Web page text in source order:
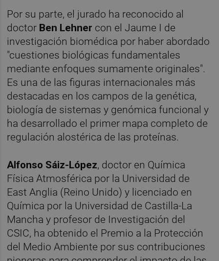
Por su parte, el jurado ha reconocido al
doctor Ben Lehner con el Jaume I de
investigación biomédica por haber abordado
"cuestiones biológicas fundamentales
mediante enfoques sumamente originales".
Es una de las figuras internacionales más
destacadas en los campos de la genética,
biología de sistemas y genómica funcional y
ha desarrollado el primer mapa completo de
regulación alostérica de las proteínas.
Alfonso Sáiz-López, doctor en Química
Física Atmosférica por la Universidad de
East Anglia (Reino Unido) y licenciado en
Química por la Universidad de Castilla-La
Mancha y profesor de Investigación del
CSIC, ha obtenido el Premio a la Protección
del Medio Ambiente por sus contribuciones